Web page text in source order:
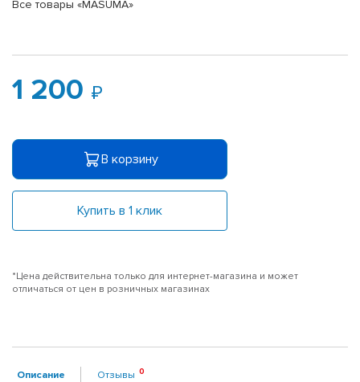
Все товары «MASUMA»
1 200
В корзину
Купить в 1 клик
*Цена действительна только для интернет-магазина и может
отличаться от цен в розничных магазинах
Описание Отзывы